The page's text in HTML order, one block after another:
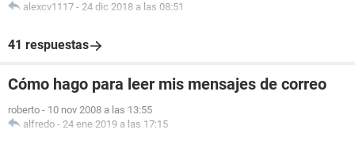
alexcv1117 - 24 dic 2018 a las 08:51
41 respuestas
Cómo hago para leer mis mensajes de correo
roberto - 10 nov 2008 a las 13:55
alfredo - 24 ene 2019 a las 17:15